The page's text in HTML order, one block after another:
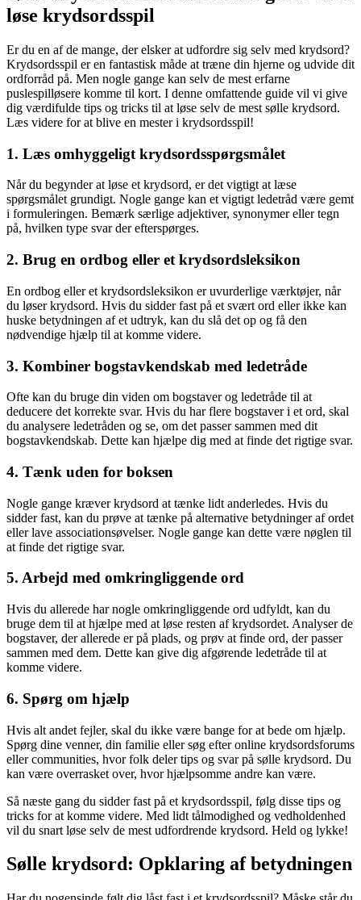
løse krydsordsspil
Er du en af de mange, der elsker at udfordre sig selv med krydsord?
Krydsordsspil er en fantastisk måde at træne din hjerne og udvide dit
ordforråd på. Men nogle gange kan selv de mest erfarne
puslespilløsere komme til kort. I denne omfattende guide vil vi give
dig værdifulde tips og tricks til at løse selv de mest sølle krydsord.
Læs videre for at blive en mester i krydsordsspil!
1. Læs omhyggeligt krydsordsspørgsmålet
Når du begynder at løse et krydsord, er det vigtigt at læse
spørgsmålet grundigt. Nogle gange kan et vigtigt ledetråd være gemt
i formuleringen. Bemærk særlige adjektiver, synonymer eller tegn
på, hvilken type svar der efterspørges.
2. Brug en ordbog eller et krydsordsleksikon
En ordbog eller et krydsordsleksikon er uvurderlige værktøjer, når
du løser krydsord. Hvis du sidder fast på et svært ord eller ikke kan
huske betydningen af et udtryk, kan du slå det op og få den
nødvendige hjælp til at komme videre.
3. Kombiner bogstavkendskab med ledetråde
Ofte kan du bruge din viden om bogstaver og ledetråde til at
deducere det korrekte svar. Hvis du har flere bogstaver i et ord, skal
du analysere ledetråden og se, om det passer sammen med dit
bogstavkendskab. Dette kan hjælpe dig med at finde det rigtige svar.
4. Tænk uden for boksen
Nogle gange kræver krydsord at tænke lidt anderledes. Hvis du
sidder fast, kan du prøve at tænke på alternative betydninger af ordet
eller lave associationsøvelser. Nogle gange kan dette være nøglen til
at finde det rigtige svar.
5. Arbejd med omkringliggende ord
Hvis du allerede har nogle omkringliggende ord udfyldt, kan du
bruge dem til at hjælpe med at løse resten af krydsordet. Analyser de
bogstaver, der allerede er på plads, og prøv at finde ord, der passer
sammen med dem. Dette kan give dig afgørende ledetråde til at
komme videre.
6. Spørg om hjælp
Hvis alt andet fejler, skal du ikke være bange for at bede om hjælp.
Spørg dine venner, din familie eller søg efter online krydsordsforums
eller communities, hvor folk deler tips og svar på sølle krydsord. Du
kan være overrasket over, hvor hjælpsomme andre kan være.
Så næste gang du sidder fast på et krydsordsspil, følg disse tips og
tricks for at komme videre. Med lidt tålmodighed og vedholdenhed
vil du snart løse selv de mest udfordrende krydsord. Held og lykke!
Sølle krydsord: Opklaring af betydningen